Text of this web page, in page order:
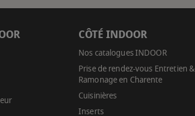
CÔTÉ INDOOR
Nos catalogues INDOOR
Prise de rendez-vous Entretien &
Ramonage en Charente
Cuisinières
Inserts